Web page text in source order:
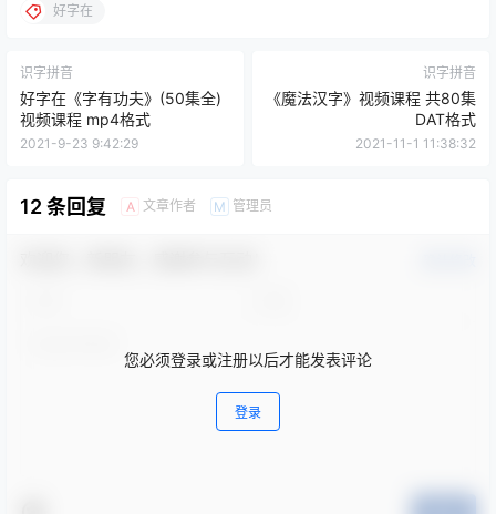
好字在
识字拼音
好字在《字有功夫》(50集全)
视频课程 mp4格式
2021-9-23 9:42:29
识字拼音
《魔法汉字》视频课程 共80集
DAT格式
2021-11-1 11:38:32
12 条回复 A 文章作者 M 管理员
您必须登录或注册以后才能发表评论
登录